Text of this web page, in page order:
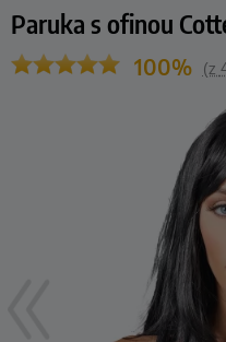
Paruka s ofinou
100% (z